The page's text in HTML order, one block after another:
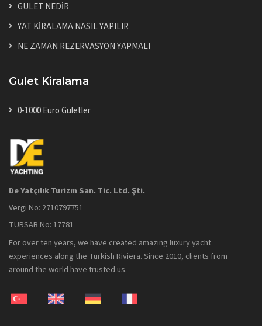
GULET NEDİR
YAT KİRALAMA NASIL YAPILIR
NE ZAMAN REZERVASYON YAPMALI
Gulet Kiralama
0-1000 Euro Guletler
De Yatçılık Turizm San. Tic. Ltd. Şti.
Vergi No: 2710797751
TÜRSAB No: 17781
For over ten years, we have created amazing luxury yacht
experiences along the Turkish Riviera. Since 2010, clients from
around the world have trusted us.